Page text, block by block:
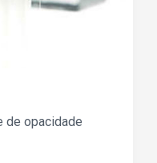
de opacidade